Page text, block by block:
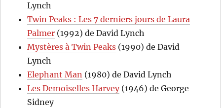
Lynch
Twin Peaks : Les 7 derniers jours de Laura
Palmer (1992) de David Lynch
Mystères à Twin Peaks (1990) de David
Lynch
Elephant Man (1980) de David Lynch
Les Demoiselles Harvey(1946) de George
Sidney